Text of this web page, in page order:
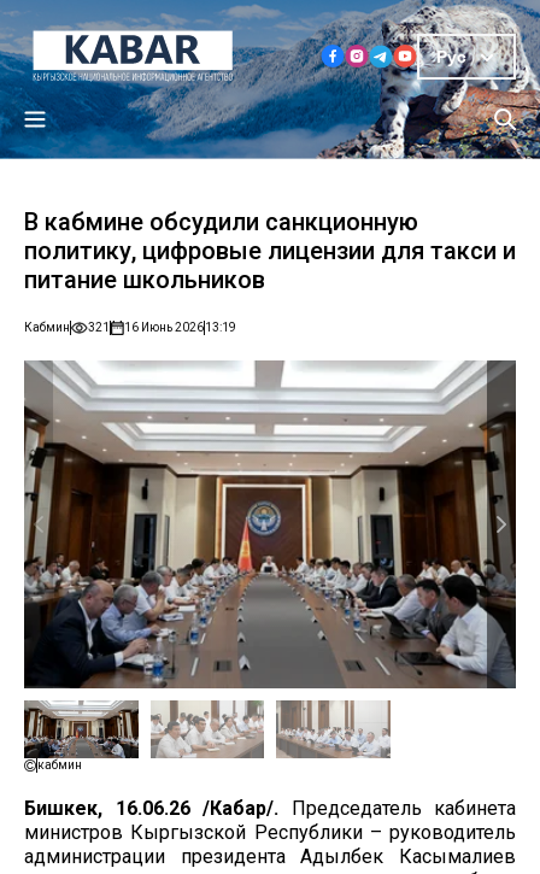
Рус
В кабмине обсудили санкционную
политику, цифровые лицензии для такси и
питание школьников
Кабмин 321 16 Июнь 202613:19
кабмин
Бишкек, 16.06.26 /Кабар/. Председатель кабинета
министров Кыргызской Республики – руководитель
администрации президента Адылбек Касымалиев